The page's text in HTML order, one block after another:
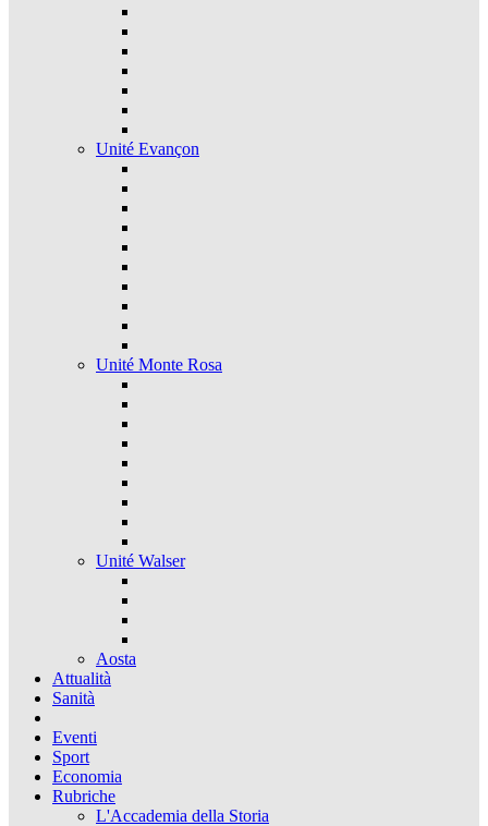
Unité Evançon
Unité Monte Rosa
Unité Walser
Aosta
Attualità
Sanità
Eventi
Sport
Economia
Rubriche
L'Accademia della Storia